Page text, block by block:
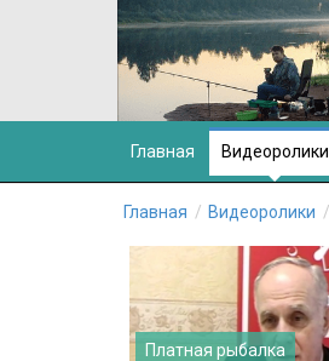
Главная Видеоролики
Главная Видеоролики
Платная рыбалка